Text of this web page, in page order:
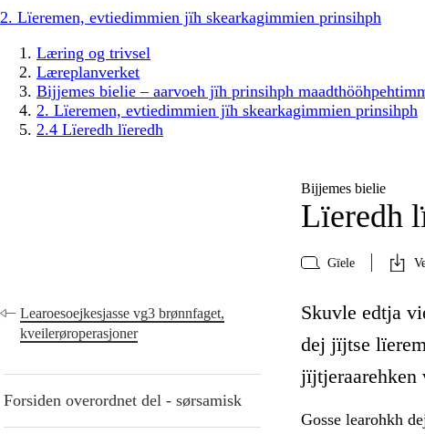
2. Lïeremen, evtiedimmien jïh skearkagimmien prinsihph
Læring og trivsel
Læreplanverket
Bijjemes bielie – aarvoeh jïh prinsihph
2. Lïeremen, evtiedimmien jïh skearkagimmien prinsihph
2.4 Lïeredh lïeredh
Bijjemes bielie
Lïeredh
Gïele
Learoesoejkesjasse vg3 brønnfaget,
kveilerøroperasjoner
Forsiden overordnet del - sørsamisk
Skuvle edtja
dej jïjtse
jïjtjeraarehken
Gosse learohkh